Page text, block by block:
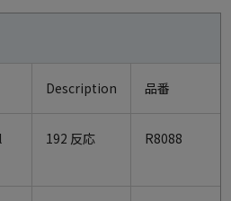
Description 品番
192 反応 R8088